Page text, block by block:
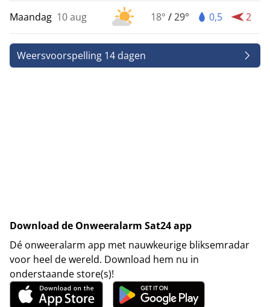
Maandag 10 aug 18° /29° 0,5 2
Weersvoorspelling 14 dagen
Download de Onweeralarm Sat24 app
Dé onweeralarm app met nauwkeurige bliksemradar
voor heel de wereld. Download hem nu in
onderstaande store(s)!